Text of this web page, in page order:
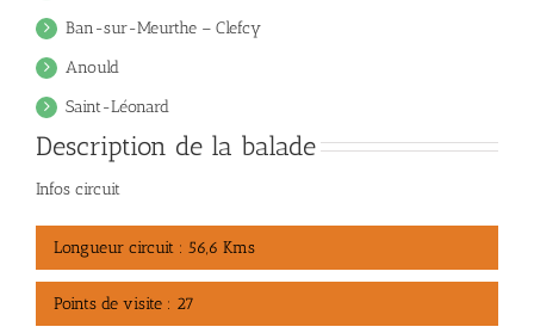
Ban-sur-Meurthe – Clefcy
Anould
Saint-Léonard
Description de la balade
Infos circuit
Longueur circuit : 56,6 Kms
Points de visite : 27